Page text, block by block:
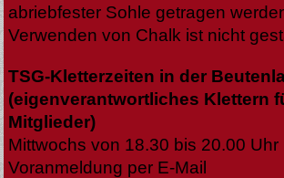
abriebfester Sohle getragen
Verwenden von Chalk ist nicht
TSG-Kletterzeiten in der
(eigenverantwortliches Klettern
Mitglieder)
Mittwochs von 18.30 bis 20.00 Uhr
Voranmeldung per E-Mail